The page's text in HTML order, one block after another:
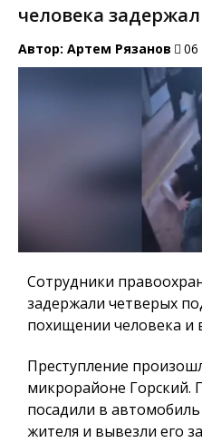
человека
Автор: Артем Рязанов 06
Сотрудники
задержали четверых
похищении человека и
Преступление
микрорайоне Горский.
посадили в
жителя и вывезли его